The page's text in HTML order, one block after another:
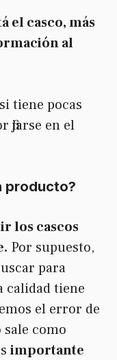
el casco, más
al
tiene pocas
fijarse en el
producto?
los cascos
Por supuesto,
para
calidad tiene
el error de
sale como
importante